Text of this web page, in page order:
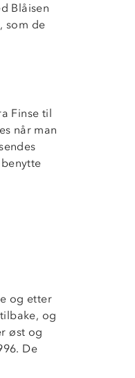
Blåisen
som de
Finse til
når man
og etter
og
øst og
De